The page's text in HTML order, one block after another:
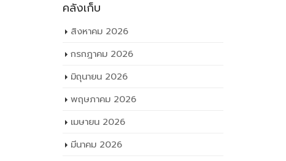
คลังเก็บ
สิงหาคม 2026
กรกฎาคม 2026
มิถุนายน 2026
พฤษภาคม 2026
เมษายน 2026
มีนาคม 2026